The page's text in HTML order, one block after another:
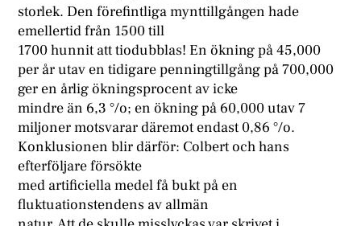
storlek. Den förefintliga mynttillgången hade
emellertid från 1500 till
1700 hunnit att tiodubblas! En ökning på 45,000
per år utav en tidigare penningtillgång på 700,000
ger en årlig ökningsprocent av icke
mindre än 6,3 °/o; en ökning på 60,000 utav 7
miljoner motsvarar däremot endast 0,86 °/o.
Konklusionen blir därför: Colbert och hans
efterföljare försökte
med artificiella medel få bukt på en
fluktuationstendens av allmän